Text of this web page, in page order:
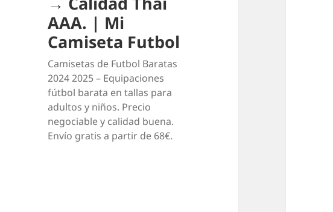
AAA. | Mi
Camiseta Futbol
Camisetas de Futbol Baratas
2024 2025 – Equipaciones
fútbol barata en tallas para
adultos y niños. Precio
negociable y calidad buena.
Envío gratis a partir de 68€.